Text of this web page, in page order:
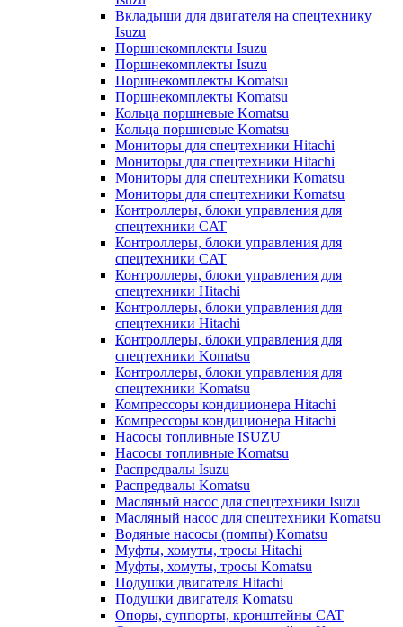
Вкладыши для двигателя на спецтехнику
Isuzu
Поршнекомплекты Isuzu
Поршнекомплекты Isuzu
Поршнекомплекты Komatsu
Поршнекомплекты Komatsu
Кольца поршневые Komatsu
Кольца поршневые Komatsu
Мониторы для спецтехники Hitachi
Мониторы для спецтехники Hitachi
Мониторы для спецтехники Komatsu
Мониторы для спецтехники Komatsu
Контроллеры, блоки управления для
спецтехники CAT
Контроллеры, блоки управления для
спецтехники CAT
Контроллеры, блоки управления для
спецтехники Hitachi
Контроллеры, блоки управления для
спецтехники Hitachi
Контроллеры, блоки управления для
спецтехники Komatsu
Контроллеры, блоки управления для
спецтехники Komatsu
Компрессоры кондиционера Hitachi
Компрессоры кондиционера Hitachi
Насосы топливные ISUZU
Насосы топливные Komatsu
Распредвалы Isuzu
Распредвалы Komatsu
Масляный насос для спецтехники Isuzu
Масляный насос для спецтехники Komatsu
Водяные насосы (помпы) Komatsu
Муфты, хомуты, тросы Hitachi
Муфты, хомуты, тросы Komatsu
Подушки двигателя Hitachi
Подушки двигателя Komatsu
Опоры, суппорты, кронштейны CAT